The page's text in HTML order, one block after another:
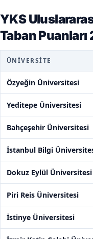
YKS
Taban
ÜNIVERSITE
Özyeğin Üniversitesi
Yeditepe Üniversitesi
Bahçeşehir Üniversitesi
İstanbul Bilgi
Dokuz Eylül Üniversitesi
Piri Reis Üniversitesi
İstinye Üniversitesi